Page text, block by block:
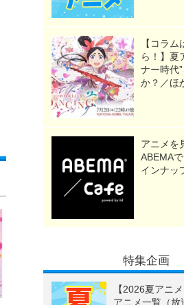
【コラ
ら！】夏
ナー時代
か？／ほ
アニメを
ABEMA
インナッ
特集企画
【2026夏アニ
アニメ一覧（放